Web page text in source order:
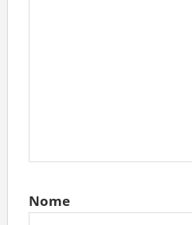
Nome